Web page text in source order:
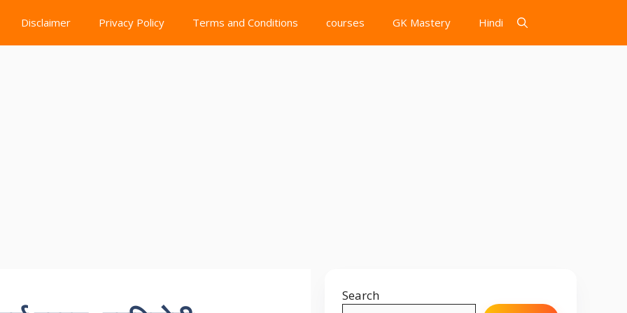
Disclaimer Privacy Policy Terms and Conditions courses GK Mastery Hindi
Search